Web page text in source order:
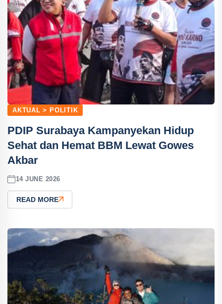
AKTUAL > POLITIK
PDIP Surabaya Kampanyekan Hidup
Sehat dan Hemat BBM Lewat Gowes
Akbar
14 JUNE 2026
READ MORE